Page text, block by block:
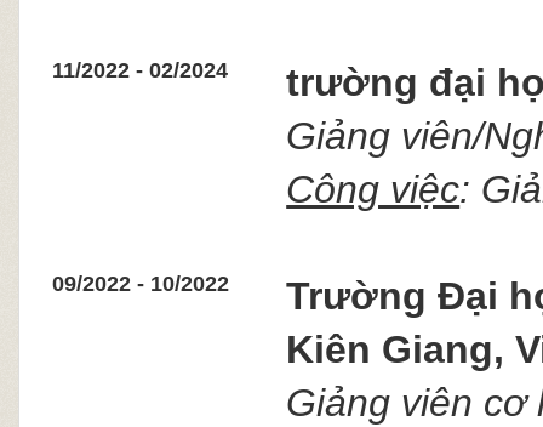
11/2022 - 02/2024
trường đại
Giảng viên/
Công việc:
09/2022 - 10/2022 TrườngĐại
Kiên Giang,
Giảng viên cơ